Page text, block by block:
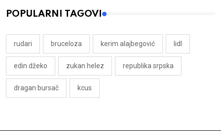
POPULARNI TAGOVI
rudari bruceloza kerim alajbegović lidl
edin džeko zukan helez republika srpska
dragan bursač kcus